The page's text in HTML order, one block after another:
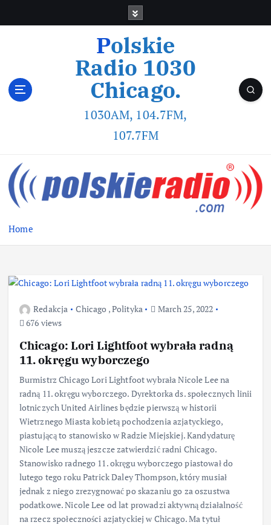
Polskie
Radio 1030
Chicago.
1030AM, 104.7FM,
107.7FM
Home
Redakcja Chicago ,Polityka
March 25, 2022
676 views
Chicago: Lori Lightfoot wybrała radną
11. okręgu wyborczego
Burmistrz Chicago Lori Lightfoot wybrała Nicole Lee na
radną 11. okręgu wyborczego. Dyrektorka ds. społecznych linii
lotniczych United Airlines będzie pierwszą w historii
Wietrznego Miasta kobietą pochodzenia azjatyckiego,
piastującą to stanowisko w Radzie Miejskiej. Kandydaturę
Nicole Lee muszą jeszcze zatwierdzić radni Chicago.
Stanowisko radnego 11. okręgu wyborczego piastował do
lutego tego roku Patrick Daley Thompson, który musiał
jednak z niego zrezygnować po skazaniu go za oszustwa
podatkowe. Nicole Lee od lat prowadzi aktywną działalność
na rzecz społeczności azjatyckiej w Chicago. Ma tytuł